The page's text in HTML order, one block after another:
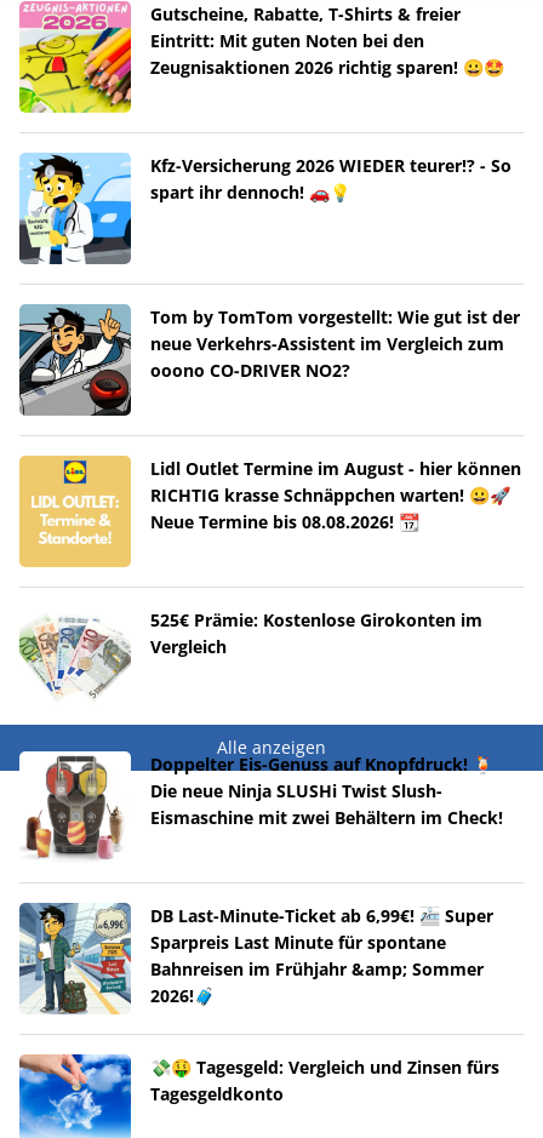
Gutscheine, Rabatte, T-Shirts & freier
Eintritt: Mit guten Noten bei den
Zeugnisaktionen 2026 richtig sparen! 😀🤩
Kfz-Versicherung 2026 WIEDER teurer!? - So
spart ihr dennoch! 🚗💡
Tom by TomTom vorgestellt: Wie gut ist der
neue Verkehrs-Assistent im Vergleich zum
ooono CO-DRIVER NO2?
Lidl Outlet Termine im August - hier können
RICHTIG krasse Schnäppchen warten! 😀🚀
Neue Termine bis 08.08.2026! 📆
525€ Prämie: Kostenlose Girokonten im
Vergleich
Alle anzeigen
Doppelter Eis-Genuss auf Knopfdruck! 🍹
Die neue Ninja SLUSHi Twist Slush-
Eismaschine mit zwei Behältern im Check!
DB Last-Minute-Ticket ab 6,99€! 🚈 Super
Sparpreis Last Minute für spontane
Bahnreisen im Frühjahr &amp; Sommer
2026!🧳
💸🤑 Tagesgeld: Vergleich und Zinsen fürs
Tagesgeldkonto